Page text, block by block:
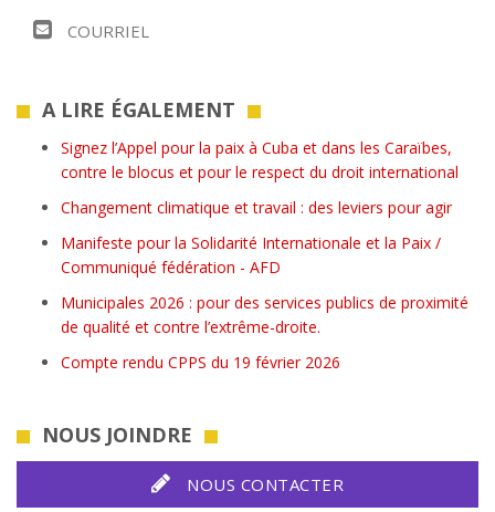
COURRIEL
A LIRE ÉGALEMENT
Signez l’Appel pour la paix à Cuba et dans les Caraïbes,
contre le blocus et pour le respect du droit international
Changement climatique et travail : des leviers pour agir
Manifeste pour la Solidarité Internationale et la Paix /
Communiqué fédération - AFD
Municipales 2026 : pour des services publics de proximité
de qualité et contre l’extrême-droite.
Compte rendu CPPS du 19 février 2026
NOUS JOINDRE
NOUS CONTACTER